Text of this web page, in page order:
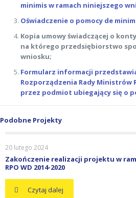
minimis w ramach niniejszego
Oświadczenie o pomocy de
Kopia umowy świadczącej o
na którego przedsiębiorstwo
wniosku;
Formularz informacji
Rozporządzenia Rady
przez podmiot ubiegający się o
Podobne Projekty
20 lutego 2024
Zakończenie realizacji projektu w
RPO WD 2014-2020
Czytaj dalej